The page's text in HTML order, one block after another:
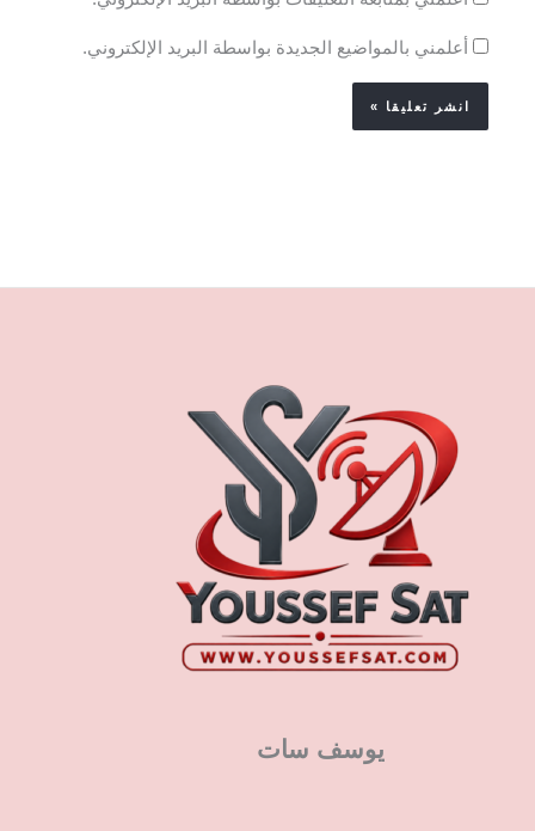
أعلمني بالمواضيع الجديدة بواسطة البريد الإلكتروني.
يوسف سات